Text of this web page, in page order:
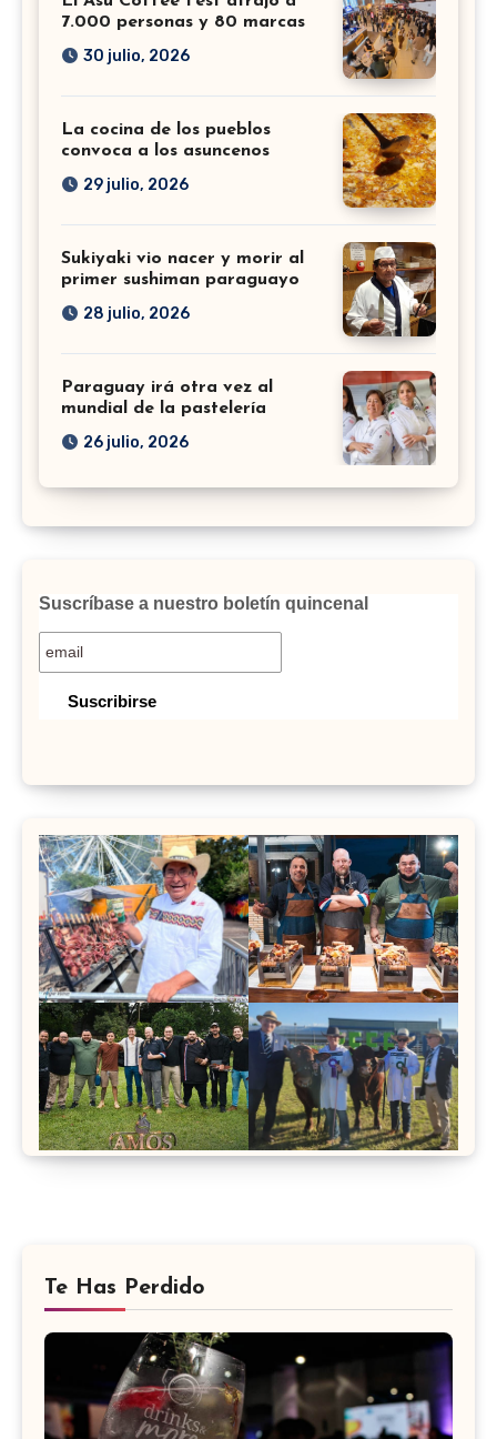
7.000 personas y 80 marcas
30 julio, 2026
La cocina de los pueblos
convoca a los asuncenos
29 julio, 2026
Sukiyaki vio nacer y morir al
primer sushiman paraguayo
28 julio, 2026
Paraguay irá otra vez al
mundial de la pastelería
26 julio, 2026
Suscríbase a nuestro boletín quincenal
Te Has Perdido